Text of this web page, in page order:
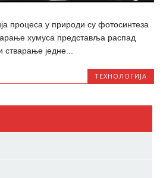
процеса у природи су фотосинтеза
хумуса представља распад
једне...
ТЕХНОЛОГИЈА